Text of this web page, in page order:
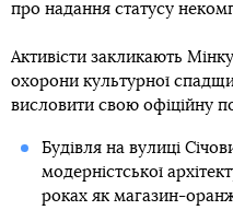
про надання статусу
Активісти закликають
охорони культурної
висловити свою офіційну
Будівля на вулиці
модерністської
роках як магазин-